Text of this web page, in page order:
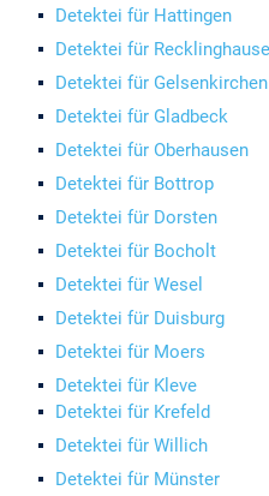
Detektei für Hattingen
Detektei für
Detektei für Gelsenkirchen
Detektei für Gladbeck
Detektei für Oberhausen
Detektei für Bottrop
Detektei für Dorsten
Detektei für Bocholt
Detektei für Wesel
Detektei für Duisburg
Detektei für Moers
Detektei für Kleve
Detektei für Krefeld
Detektei für Willich
Detektei für Münster